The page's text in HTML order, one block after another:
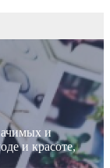
и
и красоте,